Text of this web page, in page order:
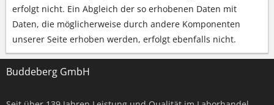
erfolgt nicht. Ein Abgleich der so erhobenen Daten mit
Daten, die möglicherweise durch andere Komponenten
unserer Seite erhoben werden, erfolgt ebenfalls nicht.
Buddeberg GmbH